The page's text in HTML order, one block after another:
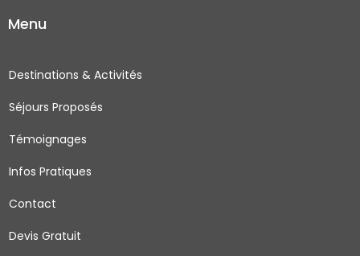
e
o
k
-
q
u
r
g
a
m
e
Menu
Destinations & Activités
Séjours Proposés
Témoignages
Infos Pratiques
Contact
Devis Gratuit